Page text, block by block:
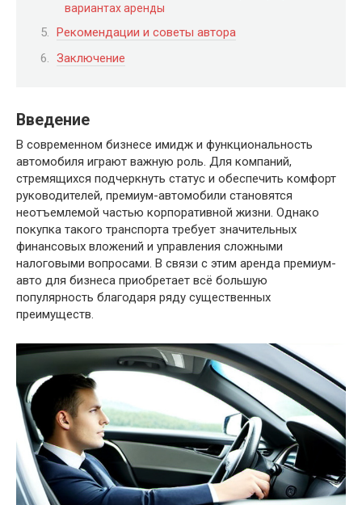
вариантах аренды
Рекомендации и советы автора
Заключение
Введение
В современном бизнесе имидж и функциональность
автомобиля играют важную роль. Для компаний,
стремящихся подчеркнуть статус и обеспечить комфорт
руководителей, премиум-автомобили становятся
неотъемлемой частью корпоративной жизни. Однако
покупка такого транспорта требует значительных
финансовых вложений и управления сложными
налоговыми вопросами. В связи с этим аренда премиум-
авто для бизнеса приобретает всё большую
популярность благодаря ряду существенных
преимуществ.